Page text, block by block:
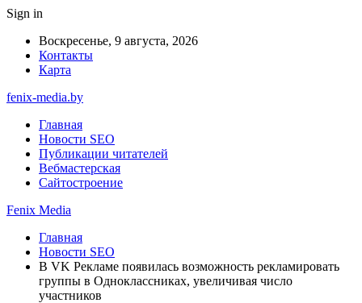
Sign in
Воскресенье, 9 августа, 2026
Контакты
Карта
fenix-media.by
Главная
Новости SEO
Публикации читателей
Вебмастерская
Сайтостроение
Fenix Media
Главная
Новости SEO
В VK Рекламе появилась возможность рекламировать
группы в Одноклассниках, увеличивая число
участников